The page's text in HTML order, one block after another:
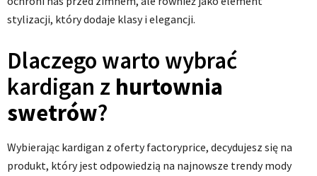
stylizacji, który dodaje klasy i elegancji.
Dlaczego warto wybrać
kardigan z hurtownia
swetrów?
Wybierając kardigan z oferty factoryprice, decydujesz się na
produkt, który jest odpowiedzią na najnowsze trendy mody